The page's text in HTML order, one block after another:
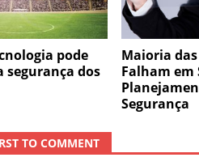
pode
segurança dos
Maioria
Falham em
Segurança
TO COMMENT